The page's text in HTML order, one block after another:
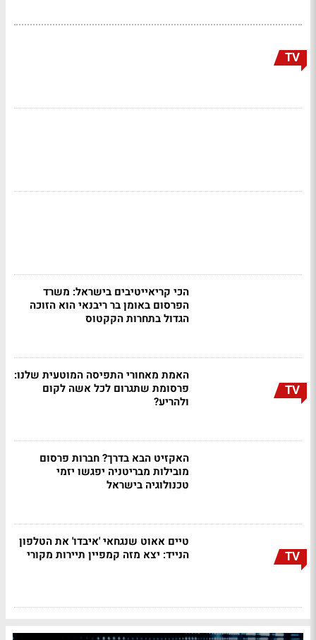
TV
הכי קריאייטיבים בישראל: משרד
הפרסום באומן בר ריבנאי הוא הזוכה
הגדול בתחרות הקקטוס
TV
האמת מאחורי התפיסה המוטעית שלנו:
פרסומת שתגרום לכל אשה לקום
ולהריע?
האקזיט הבא בדרך? חברות פרסום
מובילות מבריטניה יפגשו יזמי
טכנולוגיה בישראל
TV
טיים אאוט שנגחאי 'איבדו' את הטלפון
הנייד: יצא מזה קמפיין תיירות מקורי